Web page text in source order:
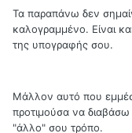
Τα παραπάνω δεν
καλογραμμένο. Είναι
της υπογραφής σου.
Μάλλον αυτό που
προτιμούσα να
"άλλο" σου τρόπο.